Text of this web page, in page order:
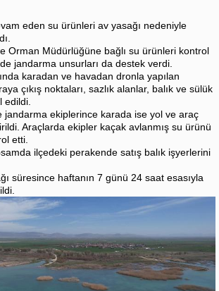
eden su ürünleri av yasağı nedeniyle
Orman Müdürlüğüne bağlı su ürünleri kontrol
jandarma unsurları da destek verdi.
karadan ve havadan dronla yapılan
çıkış noktaları, sazlık alanlar, balık ve sülük
edildi.
jandarma ekiplerince karada ise yol ve araç
Araçlarda ekipler kaçak avlanmış su ürünü
etti.
ilçedeki perakende satış balık işyerlerini
süresince haftanın 7 günü 24 saat esasıyla